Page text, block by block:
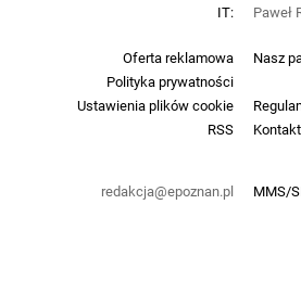
Oferta reklamowa
Nasz
Polityka prywatności
Ustawienia plików cookie
RSS
Kontakt
redakcja@epoznan.pl MMS/
IT:
Paweł